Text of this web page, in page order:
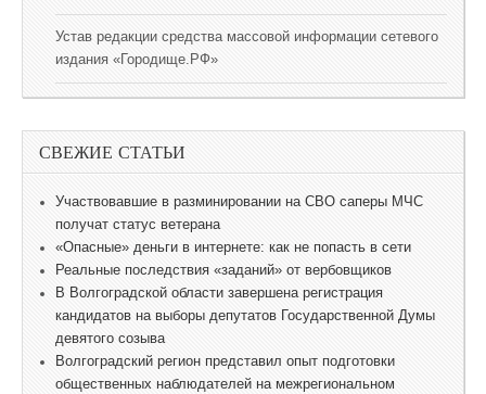
Устав редакции средства массовой информации сетевого
издания «Городище.РФ»
СВЕЖИЕ СТАТЬИ
Участвовавшие в разминировании на СВО саперы МЧС
получат статус ветерана
«Опасные» деньги в интернете: как не попасть в сети
Реальные последствия «заданий» от вербовщиков
В Волгоградской области завершена регистрация
кандидатов на выборы депутатов Государственной Думы
девятого созыва
Волгоградский регион представил опыт подготовки
общественных наблюдателей на межрегиональном